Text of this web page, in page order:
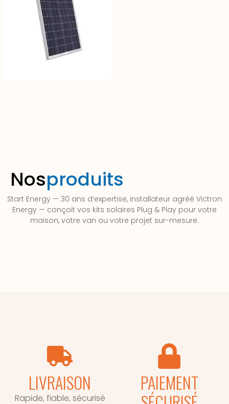
Nosproduits
Start Energy — 30 ans d’expertise, installateur agréé Victron
Energy — conçoit vos kits solaires Plug & Play pour votre
maison, votre van ou votre projet sur-mesure.
LIVRAISON
Rapide, fiable, sécurisé
PAIEMENT